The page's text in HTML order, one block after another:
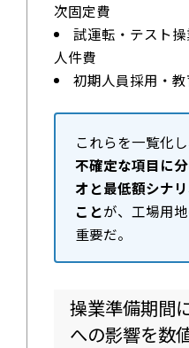
次固定費
試運転・テスト
人件費
初期人員採用・
これらを一覧化し
不確定な項目に
オと最低額シナ
ことが、工場用
重要だ。
操業準備期間
への影響を数